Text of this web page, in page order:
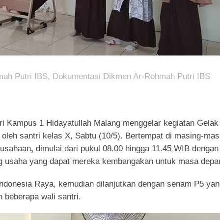
Putri IBS, Dokumentasi Dikmen Ar-Rohmah Putri IBS
1 Hidayatullah Malang menggelar kegiatan Gelak
santri kelas X, Sabtu (10/5). Bertempat di masing-
, dimulai dari pukul 08.00 hingga 11.45 WIB dengan
yang dapat mereka kembangakan untuk masa
Raya, kemudian dilanjutkan dengan senam P5
beberapa wali santri.